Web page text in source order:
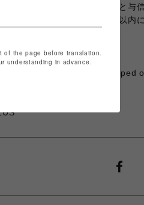
ーダーから30日を超えますと与
発送前でもオーダーから30日以内
ません。
承っておりません。
。 -This item cannot be shipped
the page before translation.
understanding in advance.